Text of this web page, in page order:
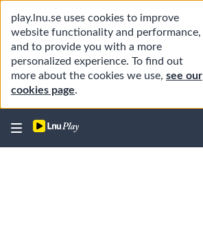
play.lnu.se uses cookies to improve
website functionality and performance,
and to provide you with a more
personalized experience. To find out
more about the cookies we use, see our
cookies page.